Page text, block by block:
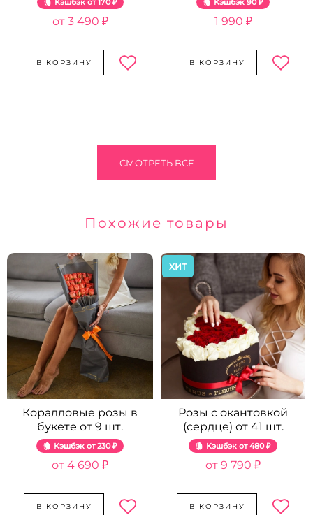
Кэшбэк 170 ₽
3 490 ₽
В КОРЗИНУ
Кэшбэк 90 ₽
1 990 ₽
В КОРЗИНУ
СМОТРЕТЬ ВСЕ
Похожие товары
Коралловые розы в
букете от 9 шт.
Кэшбэк 230 ₽
4 690 ₽
В КОРЗИНУ
ХИТ
Розы с окантовкой
(сердце) от 41 шт.
Кэшбэк 480 ₽
9 790 ₽
В КОРЗИНУ